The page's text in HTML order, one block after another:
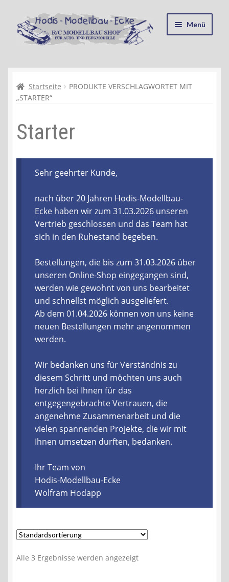
Zur
Navigation
springen
Zum
Inhalt
springen
Menü
Kasse
Recycling, Entsorgung und Umwelt
Shop
Warenkorb
Ablauf einer Bestellung
Zahlungsarten
Lieferzeit & Verfügbarkeit
Gutschein
Batterien- und Akku Verordnung
Elektro- und Elektronikgeräte Verordnung
Öle- und Schmierstoff Verordnung
Vereine & Foren
Kontakt
Startseite
PRODUKTE VERSCHLAGWORTET MIT
„STARTER“
Starter
Sehr geehrter Kunde,
nach über 20 Jahren Hodis-Modellbau-
Ecke haben wir zum 31.03.2026 unseren
Vertrieb geschlossen und das Team hat
sich in den Ruhestand begeben.
Bestellungen, die bis zum 31.03.2026 über
unseren Online-Shop eingegangen sind,
werden wie gewohnt von uns bearbeitet
und schnellst möglich ausgeliefert.
Ab dem 01.04.2026 können von uns keine
neuen Bestellungen mehr angenommen
werden.
Wir bedanken uns für Verständnis zu
diesem Schritt und möchten uns auch
herzlich bei Ihnen für das
entgegengebrachte Vertrauen, die
angenehme Zusammenarbeit und die
vielen spannenden Projekte, die wir mit
Ihnen umsetzen durften, bedanken.
Ihr Team von
Hodis-Modellbau-Ecke
Wolfram Hodapp
Alle 3 Ergebnisse werden angezeigt